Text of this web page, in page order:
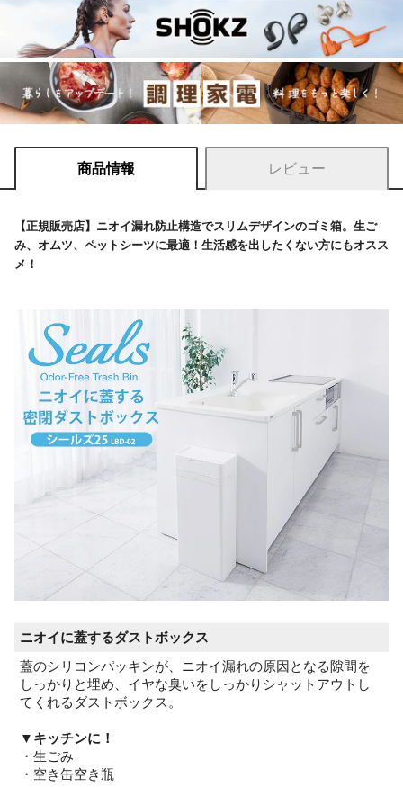
商品情報 レビュー
【正規販売店】ニオイ漏れ防止構造でスリムデザインのゴミ箱。生ご
み、オムツ、ペットシーツに最適！生活感を出したくない方にもオスス
メ！
ニオイに蓋するダストボックス
蓋のシリコンパッキンが、ニオイ漏れの原因となる隙間を
しっかりと埋め、イヤな臭いをしっかりシャットアウトし
てくれるダストボックス。
▼キッチンに！
・生ごみ
・空き缶空き瓶